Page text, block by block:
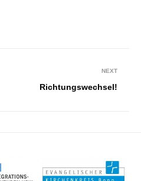
NEXT
Richtungswechsel!